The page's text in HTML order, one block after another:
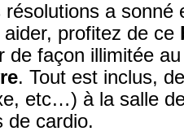
résolutions a sonné
aider, profitez de ce
de façon illimitée
. Tout est inclus,
etc…) à la salle
de cardio.